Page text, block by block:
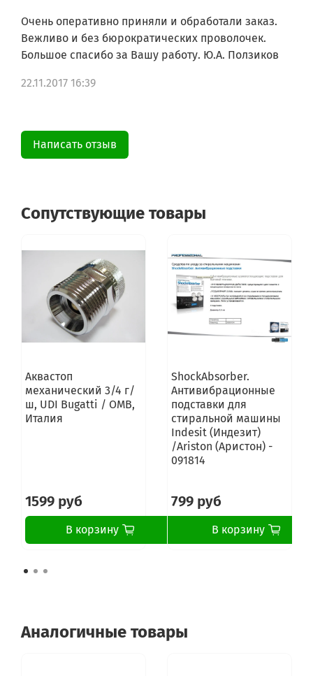
Очень оперативно приняли и обработали заказ.
Вежливо и без бюрократических проволочек.
Большое спасибо за Вашу работу. Ю.А. Ползиков
22.11.2017 16:39
Написать отзыв
Сопутствующие товары
Аквастоп
механический 3/4 г/
ш, UDI Bugatti / OMB,
Италия
1599 руб
В корзину
ShockAbsorber.
Антивибрационные
подставки для
стиральной машины
Indesit (Индезит)
/Ariston (Аристон) -
091814
799 руб
В корзину
Аналогичные товары